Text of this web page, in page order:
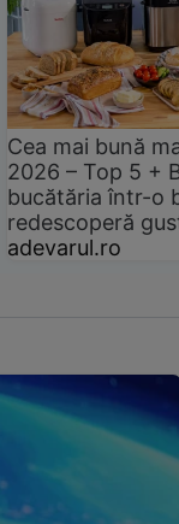
Cea mai bună
2026 – Top 5 +
bucătăria într-o
redescoperă
adevarul.ro